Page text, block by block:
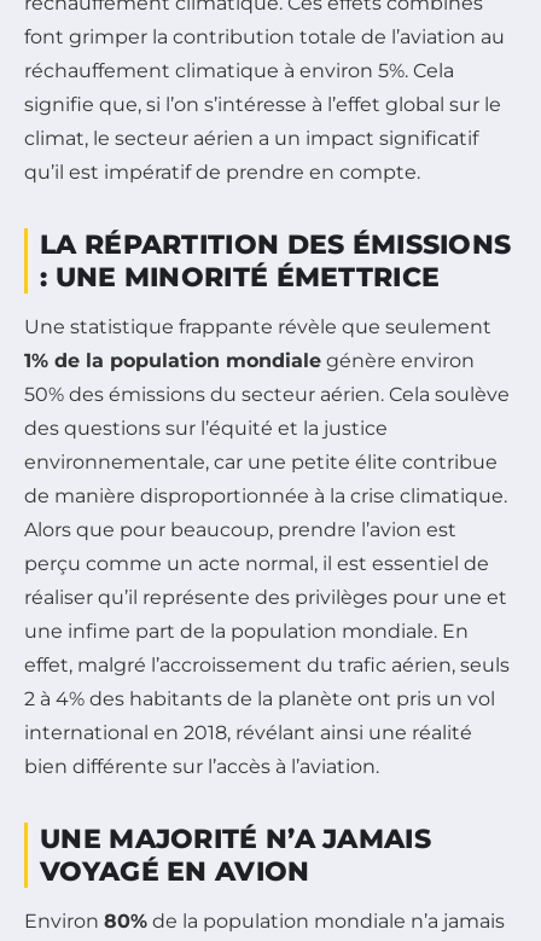
font grimper la contribution totale de l’aviation au
réchauffement climatique à environ 5%. Cela
signifie que, si l’on s’intéresse à l’effet global sur le
climat, le secteur aérien a un impact significatif
qu’il est impératif de prendre en compte.
LA RÉPARTITION DES ÉMISSIONS
: UNE MINORITÉ ÉMETTRICE
Une statistique frappante révèle que seulement
1% de la population mondiale génère environ
50% des émissions du secteur aérien. Cela soulève
des questions sur l’équité et la justice
environnementale, car une petite élite contribue
de manière disproportionnée à la crise climatique.
Alors que pour beaucoup, prendre l’avion est
perçu comme un acte normal, il est essentiel de
réaliser qu’il représente des privilèges pour une et
une infime part de la population mondiale. En
effet, malgré l’accroissement du trafic aérien, seuls
2 à 4% des habitants de la planète ont pris un vol
international en 2018, révélant ainsi une réalité
bien différente sur l’accès à l’aviation.
UNE MAJORITÉ N’A JAMAIS
VOYAGÉ EN AVION
Environ 80% de la population mondiale n’a jamais